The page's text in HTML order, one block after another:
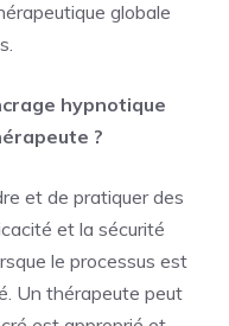
globale
hypnotique
?
et de pratiquer des
et la sécurité
le processus est
Un thérapeute peut